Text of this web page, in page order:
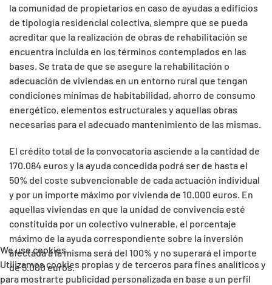
la comunidad de propietarios en caso de ayudas a edificios
de tipología residencial colectiva, siempre que se pueda
acreditar que la realización de obras de rehabilitación se
encuentra incluida en los términos contemplados en las
bases. Se trata de que se asegure la rehabilitación o
adecuación de viviendas en un entorno rural que tengan
condiciones mínimas de habitabilidad, ahorro de consumo
energético, elementos estructurales y aquellas obras
necesarias para el adecuado mantenimiento de las mismas.
El crédito total de la convocatoria asciende a la cantidad de
170.084 euros y la ayuda concedida podrá ser de hasta el
50% del coste subvencionable de cada actuación individual
y por un importe máximo por vivienda de 10.000 euros. En
aquellas viviendas en que la unidad de convivencia esté
constituida por un colectivo vulnerable, el porcentaje
máximo de la ayuda correspondiente sobre la inversión
afectada a la misma será del 100% y no superará el importe
de 5.000 euros.
We use cookies
Utilizamos cookies propias y de terceros para fines analíticos y
para mostrarte publicidad personalizada en base a un perfil